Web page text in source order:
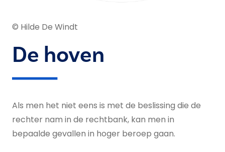
© Hilde De Windt
De hoven
Als men het niet eens is met de beslissing die de
rechter nam in de rechtbank, kan men in
bepaalde gevallen in hoger beroep gaan.